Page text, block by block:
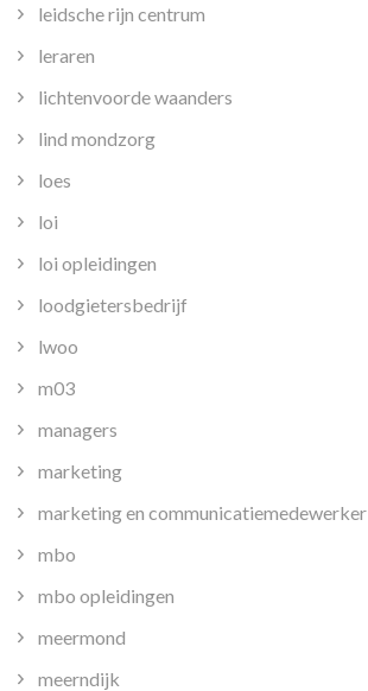
leidsche rijn centrum
leraren
lichtenvoorde waanders
lind mondzorg
loes
loi
loi opleidingen
loodgietersbedrijf
lwoo
m03
managers
marketing
marketing en communicatiemedewerker
mbo
mbo opleidingen
meermond
meerndijk